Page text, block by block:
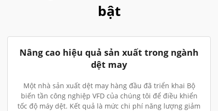
bật
Nâng cao hiệu quả sản xuất trong ngành
dệt may
Một nhà sản xuất dệt may hàng đầu đã triển khai Bộ
biến tần công nghiệp VFD của chúng tôi để điều khiển
tốc độ máy dệt. Kết quả là mức chi phí năng lượng giảm